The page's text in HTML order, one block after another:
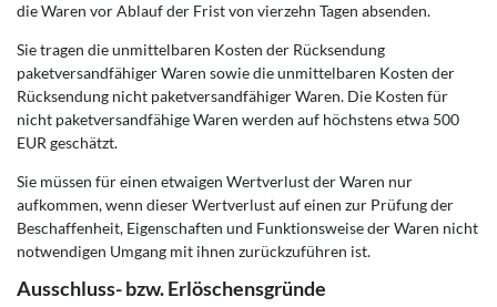
die Waren vor Ablauf der Frist von vierzehn Tagen absenden.
Sie tragen die unmittelbaren Kosten der Rücksendung
paketversandfähiger Waren sowie die unmittelbaren Kosten der
Rücksendung nicht paketversandfähiger Waren. Die Kosten für
nicht paketversandfähige Waren werden auf höchstens etwa 500
EUR geschätzt.
Sie müssen für einen etwaigen Wertverlust der Waren nur
aufkommen, wenn dieser Wertverlust auf einen zur Prüfung der
Beschaffenheit, Eigenschaften und Funktionsweise der Waren nicht
notwendigen Umgang mit ihnen zurückzuführen ist.
Ausschluss- bzw. Erlöschensgründe